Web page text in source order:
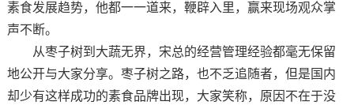
素食发展趋势，他都一一道来，鞭辟入里，赢来现场观众掌
声不断。
从枣子树到大蔬无界，宋总的经营管理经验都毫无保留
地公开与大家分享。枣子树之路，也不乏追随者，但是国内
却少有这样成功的素食品牌出现，大家笑称，原因不在于没